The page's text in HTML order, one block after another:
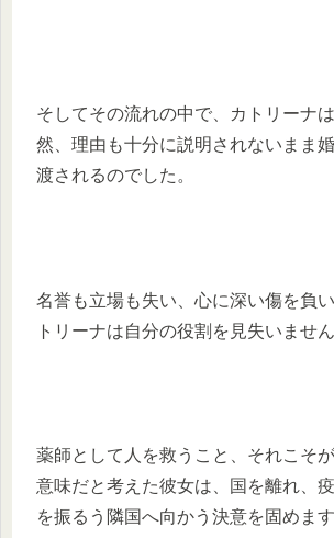
そしてその流れの中で、カトリーナ
然、理由も十分に説明されないまま
渡されるのでした。
名誉も立場も失い、心に深い傷を負
トリーナは自分の役割を見失いません
薬師として人を救うこと、それこそ
意味だと考えた彼女は、国を離れ、
を振るう隣国へ向かう決意を固めます